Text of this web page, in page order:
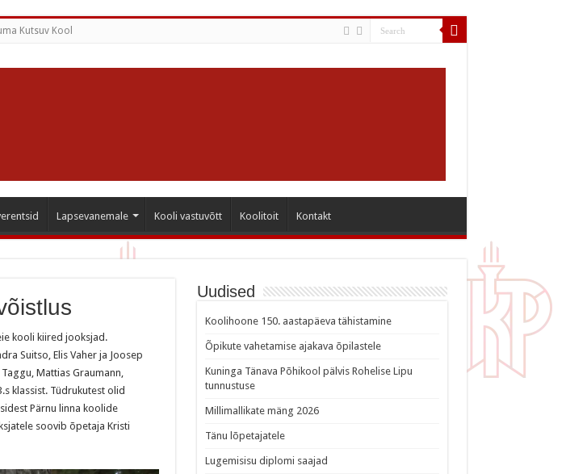
Kutsuv Kool
Lapsevanemale Kooli vastuvõtt Koolitoit Kontakt
kooli kiired jooksjad.
Suitso, Elis Vaher ja Joosep
Mattias Graumann,
klassist. Tüdrukutest olid
Pärnu linna koolide
soovib õpetaja Kristi
Uudised
Koolihoone 150. aastapäeva tähistamine
Õpikute vahetamise ajakava õpilastele
Kuninga Tänava Põhikool pälvis Rohelise Lipu
tunnustuse
Millimallikate mäng 2026
Tänu lõpetajatele
Lugemisisu diplomi saajad